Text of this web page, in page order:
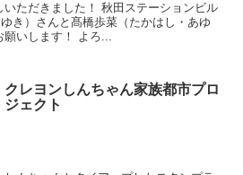
ただきました！ 秋田ステーションビル
き）さんと髙橋歩菜（たかはし・あゆ
願いします！ よろ...
クレヨンしんちゃん家族都市プロ
ジェクト